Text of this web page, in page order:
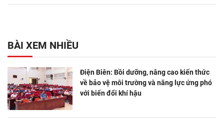
BÀI XEM NHIỀU
Điện Biên: Bồi dưỡng, nâng cao kiến thức
về bảo vệ môi trường và năng lực ứng phó
với biến đổi khí hậu